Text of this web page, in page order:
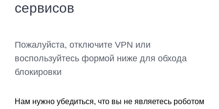
сервисов
Пожалуйста, отключите VPN или
воспользуйтесь формой ниже для обхода
блокировки
Нам нужно убедиться, что вы не являетесь роботом